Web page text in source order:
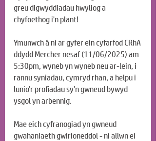
greu digwyddiadau hwyliog a
chyfoethog i'n plant!
Ymunwch â ni ar gyfer ein cyfarfod CRhA
ddydd Mercher nesaf (11/06/2025) am
5:30pm, wyneb yn wyneb neu ar-lein, i
rannu syniadau, cymryd rhan, a helpu i
lunio’r profiadau sy’n gwneud bywyd
ysgol yn arbennig.
Mae eich cyfranogiad yn gwneud
gwahaniaeth gwirioneddol - ni allwn ei